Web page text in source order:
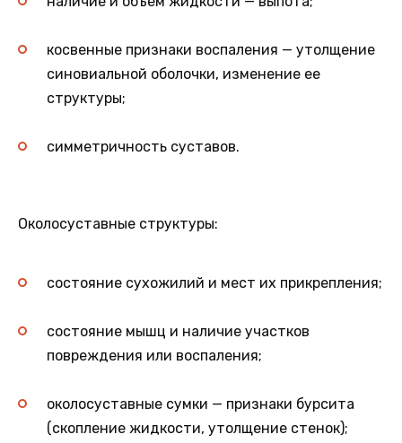
косвенные признаки воспаления — утолщение
синовиальной оболочки, изменение ее
структуры;
симметричность суставов.
Околосуставные структуры:
состояние сухожилий и мест их прикрепления;
состояние мышц и наличие участков
повреждения или воспаления;
околосуставные сумки — признаки бурсита
(скопление жидкости, утолщение стенок);